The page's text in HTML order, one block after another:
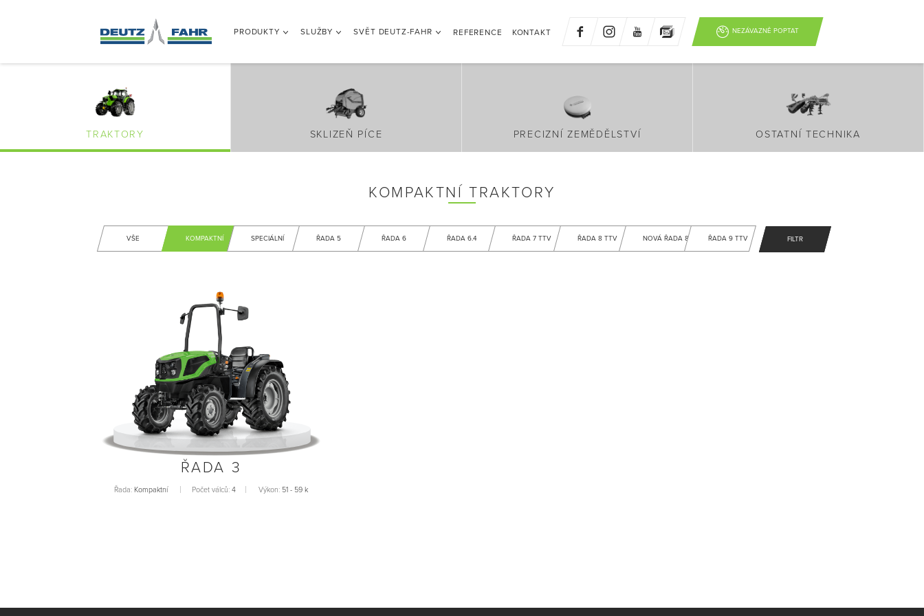
PRODUKTY SLUŽBY SVĚT DEUTZ-FAHR REFERENCE KONTAKT NEZÁVAZNĚ POPTAT
TRAKTORY SKLIZEŇ PÍCE PRECIZNÍ ZEMĚDĚLSTVÍ OSTATNÍ TECHNIKA
KOMPAKTNÍ TRAKTORY
VŠE KOMPAKTNÍ SPECIÁLNÍ ŘADA 5 ŘADA 6 ŘADA 6.4 ŘADA 7 TTV ŘADA 8 TTV NOVÁ ŘADA 8 ŘADA 9 TTV FILTR
ŘADA 3
Řada: Kompaktní Počet válců: 4 Výkon: 51 - 59 k